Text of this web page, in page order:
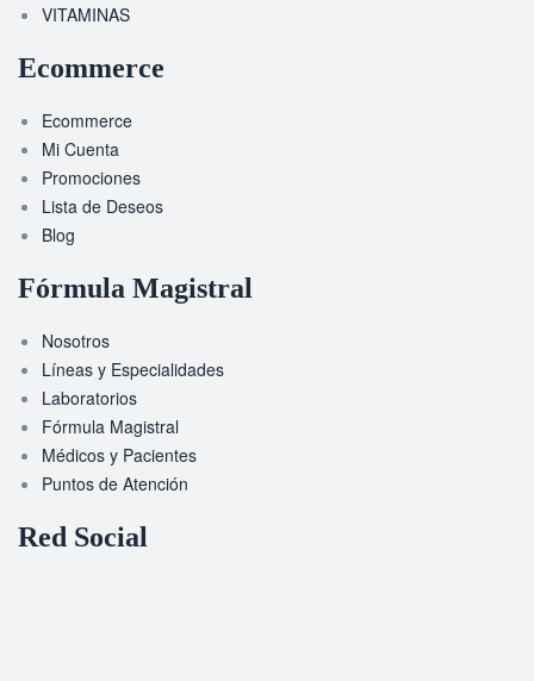
VITAMINAS
Ecommerce
Ecommerce
Mi Cuenta
Promociones
Lista de Deseos
Blog
Fórmula Magistral
Nosotros
Líneas y Especialidades
Laboratorios
Fórmula Magistral
Médicos y Pacientes
Puntos de Atención
Red Social